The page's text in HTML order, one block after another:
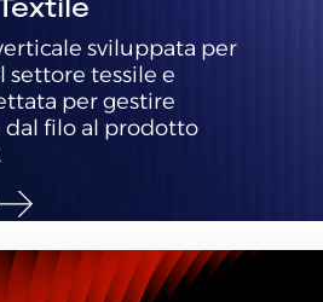
sviluppata per
settore tessile e
per gestire
dal filo al prodotto